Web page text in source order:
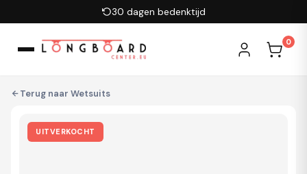
30 dagen bedenktijd
0
Terug naar Wetsuits
UITVERKOCHT